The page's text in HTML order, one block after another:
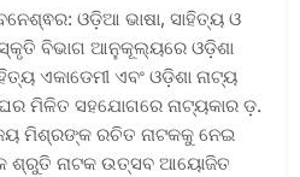
ଓଡ଼ିଆ ଭାଷା, ସାହିତ୍ୟ ଓ
ବିଭାଗ ଆନୁକୂଲ୍ୟରେ ଓଡ଼ିଶା
ଏକାଡେମୀ ଏବଂ ଓଡ଼ିଶା ନାଟ୍ୟ
ମିଳିତ ସହଯୋଗରେ ନାଟ୍ୟକାର ଡ଼.
ମିଶ୍ରଙ୍କ ରଚିତ ନାଟକକୁ ନେଇ
ଶ୍ରୁତି ନାଟକ ଉତ୍ସବ ଆୟୋଜିତ